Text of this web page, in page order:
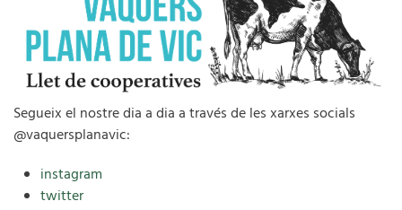
Segueix el nostre dia a dia a través de les xarxes socials
@vaquersplanavic:
instagram
twitter